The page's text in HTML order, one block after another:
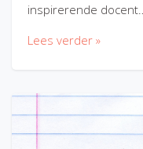
inspirerende docent…
Lees verder »